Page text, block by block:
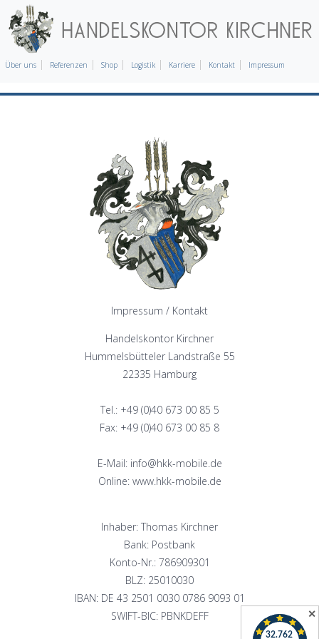
Über uns Referenzen Shop Logistik Karriere Kontakt Impressum
Impressum / Kontakt
Handelskontor Kirchner
Hummelsbütteler Landstraße 55
22335 Hamburg
Tel.: +49 (0)40 673 00 85 5
Fax: +49 (0)40 673 00 85 8
E-Mail: info@hkk-mobile.de
Online: www.hkk-mobile.de
Inhaber: Thomas Kirchner
Bank: Postbank
Konto-Nr.: 786909301
BLZ: 25010030
IBAN: DE 43 2501 0030 0786 9093 01
SWIFT-BIC: PBNKDEFF
✕